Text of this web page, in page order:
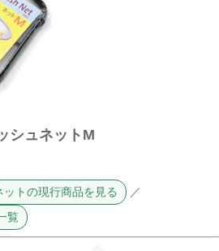
シュネットM
トの現行商品を見る ／
覧